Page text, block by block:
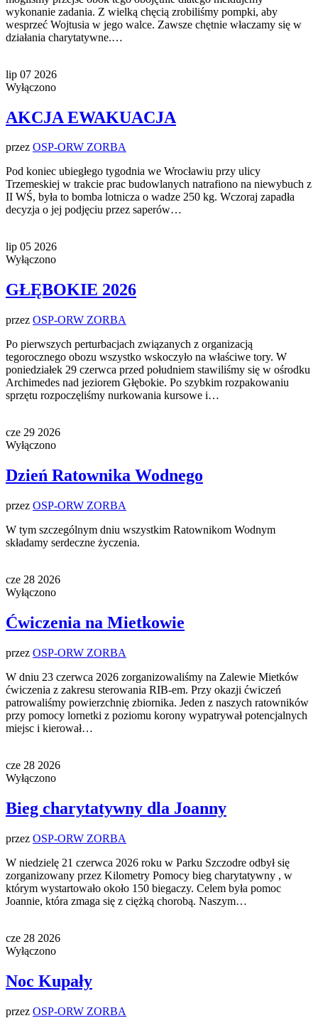
wykonanie zadania. Z wielką chęcią zrobiliśmy pompki, aby
wesprzeć Wojtusia w jego walce. Zawsze chętnie właczamy się w
działania charytatywne.…
lip 07 2026
Wyłączono
AKCJA EWAKUACJA
przez OSP-ORW ZORBA
Pod koniec ubiegłego tygodnia we Wrocławiu przy ulicy
Trzemeskiej w trakcie prac budowlanych natrafiono na niewybuch z
II WŚ, była to bomba lotnicza o wadze 250 kg. Wczoraj zapadła
decyzja o jej podjęciu przez saperów…
lip 05 2026
Wyłączono
GŁĘBOKIE 2026
przez OSP-ORW ZORBA
Po pierwszych perturbacjach związanych z organizacją
tegorocznego obozu wszystko wskoczyło na właściwe tory. W
poniedziałek 29 czerwca przed południem stawiliśmy się w ośrodku
Archimedes nad jeziorem Głębokie. Po szybkim rozpakowaniu
sprzętu rozpoczęliśmy nurkowania kursowe i…
cze 29 2026
Wyłączono
Dzień Ratownika Wodnego
przez OSP-ORW ZORBA
W tym szczególnym dniu wszystkim Ratownikom Wodnym
składamy serdeczne życzenia.
cze 28 2026
Wyłączono
Ćwiczenia na Mietkowie
przez OSP-ORW ZORBA
W dniu 23 czerwca 2026 zorganizowaliśmy na Zalewie Mietków
ćwiczenia z zakresu sterowania RIB-em. Przy okazji ćwiczeń
patrowaliśmy powierzchnię zbiornika. Jeden z naszych ratowników
przy pomocy lornetki z poziomu korony wypatrywał potencjalnych
miejsc i kierował…
cze 28 2026
Wyłączono
Bieg charytatywny dla Joanny
przez OSP-ORW ZORBA
W niedzielę 21 czerwca 2026 roku w Parku Szczodre odbył się
zorganizowany przez Kilometry Pomocy bieg charytatywny , w
którym wystartowało około 150 biegaczy. Celem była pomoc
Joannie, która zmaga się z ciężką chorobą. Naszym…
cze 28 2026
Wyłączono
Noc Kupały
przez OSP-ORW ZORBA